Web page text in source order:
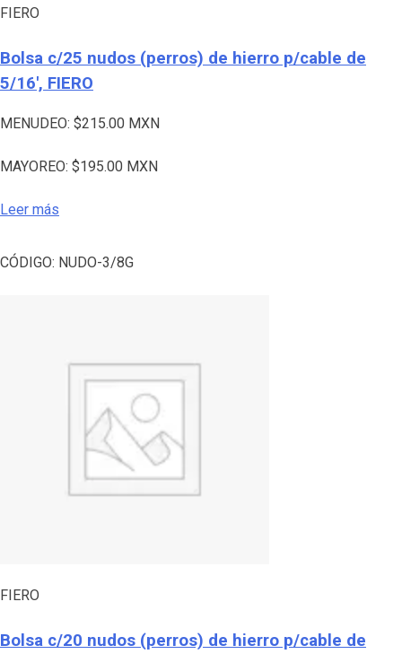
FIERO
Bolsa c/25 nudos (perros) de hierro p/cable de
5/16′, FIERO
MENUDEO: $215.00 MXN
MAYOREO: $195.00 MXN
Leer más
CÓDIGO: NUDO-3/8G
FIERO
Bolsa c/20 nudos (perros) de hierro p/cable de